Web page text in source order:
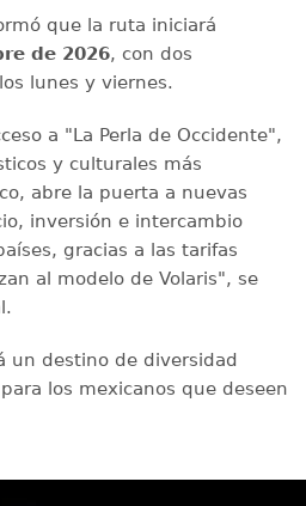
que la ruta iniciará
de 2026, con dos
lunes y viernes.
a "La Perla de Occidente",
y culturales más
abre la puerta a nuevas
inversión e intercambio
gracias a las tarifas
al modelo de Volaris", se
un destino de diversidad
los mexicanos que deseen